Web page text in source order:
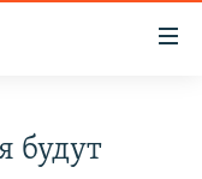
будут